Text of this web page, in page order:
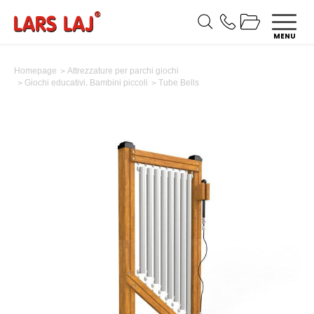
MENU
Homepage
Attrezzature per parchi giochi
Giochi educativi
Bambini piccoli Tube Bells